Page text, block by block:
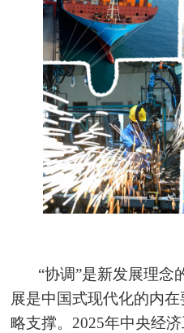
“协调”是新发展理念
展是中国式现代化的内
略支撑。2025年中央经